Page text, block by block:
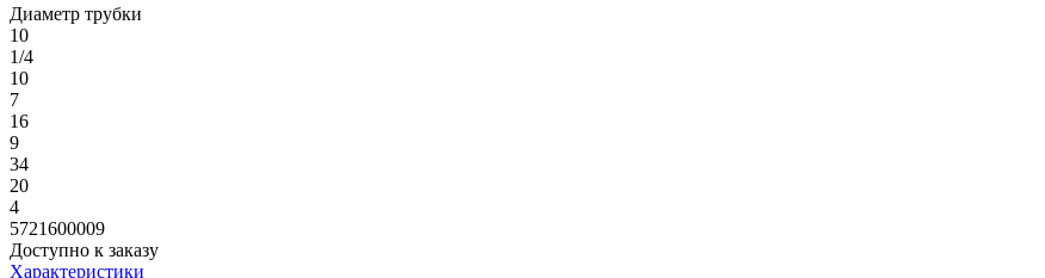
Диаметр трубки
10
1/4
10
7
16
9
34
20
4
5721600009
Доступно к заказу
Характеристики